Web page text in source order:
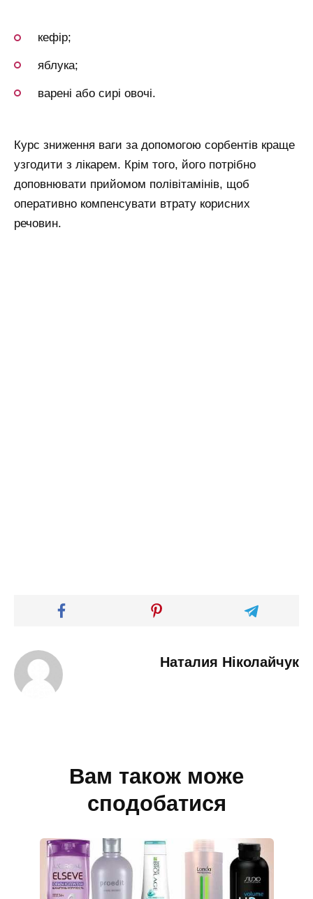
кефір;
яблука;
варені або сирі овочі.
Курс зниження ваги за допомогою сорбентів краще
узгодити з лікарем. Крім того, його потрібно
доповнювати прийомом полівітамінів, щоб
оперативно компенсувати втрату корисних
речовин.
Наталия Ніколайчук
Вам також може
сподобатися